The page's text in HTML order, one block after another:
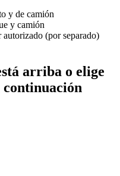
y de camión
y camión
(por separado)
arriba o elige
continuación